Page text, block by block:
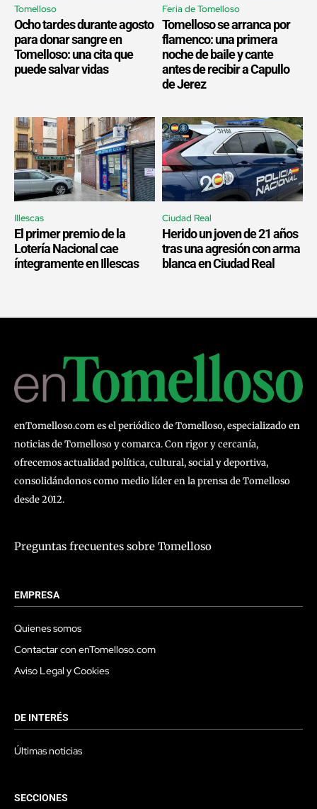
Tomelloso
Ocho tardes durante agosto
para donar sangre en
Tomelloso: una cita que
puede salvar vidas
Feria de Tomelloso
Tomelloso se arranca por
flamenco: una primera
noche de baile y cante
antes de recibir a Capullo
de Jerez
Illescas
El primer premio de la
Lotería Nacional cae
íntegramente en Illescas
Ciudad Real
Herido un joven de 21 años
tras una agresión con arma
blanca en Ciudad Real
enTomelloso.com es el periódico de Tomelloso, especializado en
noticias de Tomelloso y comarca. Con rigor y cercanía,
ofrecemos actualidad política, cultural, social y deportiva,
consolidándonos como medio líder en la prensa de Tomelloso
desde 2012.
Preguntas frecuentes sobre Tomelloso
EMPRESA
Quienes somos
Contactar con enTomelloso.com
Aviso Legal y Cookies
DE INTERÉS
Últimas noticias
SECCIONES